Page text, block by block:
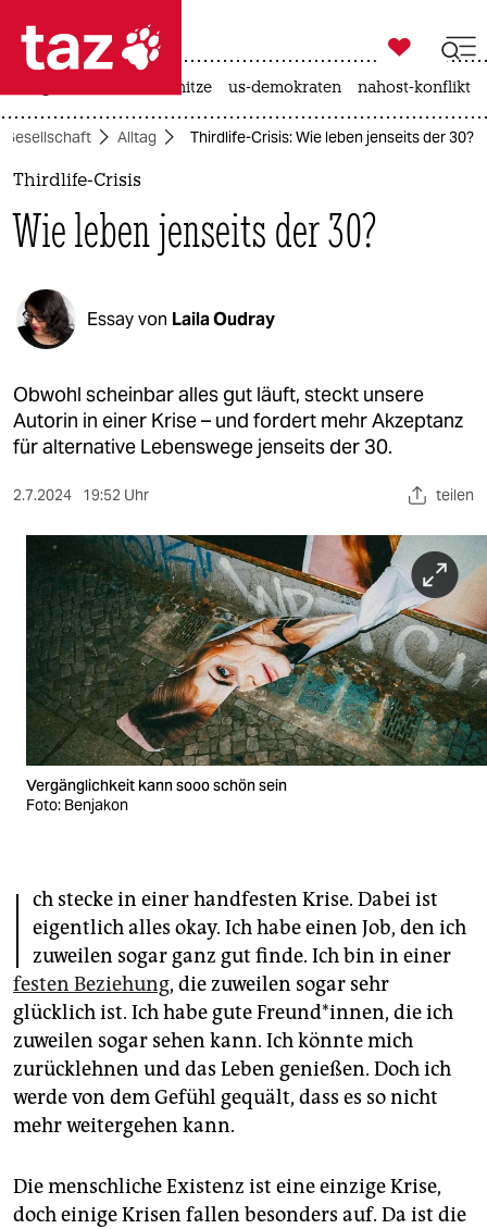
 taz zahl ich
taz zahl ich
politik
öko
gesellschaft
kultur
sport
berlin
nord
wahrheit
verlag
verlag
veranstaltungen
shop
fragen & hilfe
abo
genossenschaft
epaper login

taz zahl ich
hitze us-demokraten nahost-konflikt
Gesellschaft Alltag Thirdlife-Crisis: Wie leben jenseits der 30?
Thirdlife-Crisis
Wie leben jenseits der 30?
Essay von Laila Oudray
Obwohl scheinbar alles gut läuft, steckt unsere
Autorin in einer Krise – und fordert mehr Akzeptanz
für alternative Lebenswege jenseits der 30.
2.7.2024 19:52 Uhr teilen
Vergänglichkeit kann sooo schön sein
Foto: Benjakon
I ch stecke in einer handfesten Krise. Dabei ist
eigentlich alles okay. Ich habe einen Job, den ich
zuweilen sogar ganz gut finde. Ich bin in einer
festen Beziehung, die zuweilen sogar sehr
glücklich ist. Ich habe gute Freund*innen, die ich
zuweilen sogar sehen kann. Ich könnte mich
zurücklehnen und das Leben genießen. Doch ich
werde von dem Gefühl gequält, dass es so nicht
mehr weitergehen kann.
Die menschliche Existenz ist eine einzige Krise,
doch einige Krisen fallen besonders auf. Da ist die